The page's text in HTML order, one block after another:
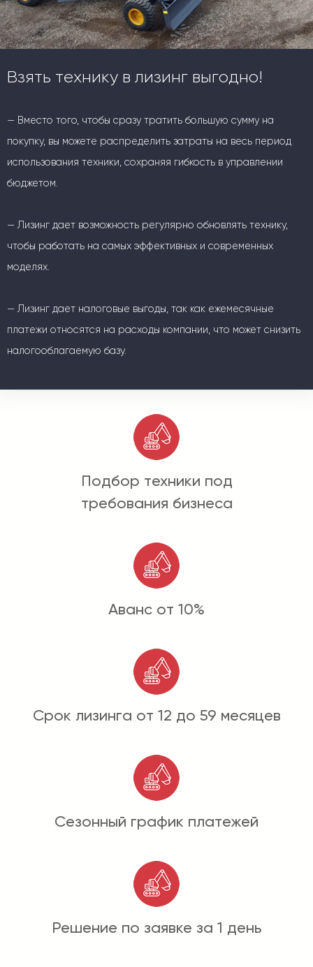
Взять технику в лизинг выгодно!
— Вместо того, чтобы сразу тратить большую сумму на
покупку, вы можете распределить затраты на весь период
использования техники, сохраняя гибкость в управлении
бюджетом.
— Лизинг дает возможность регулярно обновлять технику,
чтобы работать на самых эффективных и современных
моделях.
— Лизинг дает налоговые выгоды, так как ежемесячные
платежи относятся на расходы компании, что может снизить
налогооблагаемую базу.
Подбор техники под
требования бизнеса
Аванс от 10%
Срок лизинга от 12 до 59 месяцев
Сезонный график платежей
Решение по заявке за 1 день